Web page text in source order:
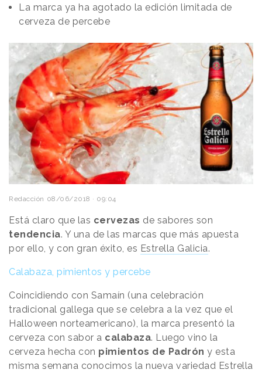
La marca ya ha agotado la edición limitada de
cerveza de percebe
Redacción 08/06/2018 · 09:04
Está claro que las cervezas de sabores son
tendencia. Y una de las marcas que más apuesta
por ello, y con gran éxito, es Estrella Galicia.
Calabaza, pimientos y percebe
Coincidiendo con Samaín (una celebración
tradicional gallega que se celebra a la vez que el
Halloween norteamericano), la marca presentó la
cerveza con sabor a calabaza. Luego vino la
cerveza hecha con pimientos de Padrón y esta
misma semana conocimos la nueva variedad Estrella